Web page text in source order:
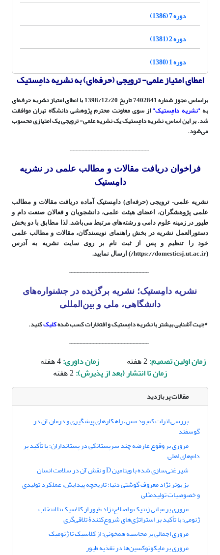
دوره 7 (1386)
دوره 2 (1381)
دوره 1 (1380)
اعطای امتیاز علمی- ترویجی (حرفه‌ای) به نشریه دامِستیک
براساس مجوز شماره 7402841 تاریخ 1398/12/20 با اعطای امتیاز نشریه حرفه‌ای
به"نشریه دامِستیک" از سوی معاونت محترم پژوهشی دانشگاه تهران موافقت
شد. بر این اساس، نشریه دامِستیک یک نشریه علمی- ترویجی یک امتیازی محسوب
می‌شود.
------------------------------------------------------
فراخوان دریافت مقالات و مطالب علمی در نشریه
دامِستیک
نشریه علمی- ترویجی (حرفه‌ای) دامِستیک آماده دریافت مقالات و مطالب
علمی پژوهشگران، اعضای هیئت علمی، دانشجویان و فعالان صنعت دام و
طیور در زمینه علوم دامی و رشته‌های مرتبط می‌باشد. لذا مطابق با دو بخش
دستورالعمل نشریه در بخش راهنمای نویسندگان، مقالات و مطالب علمی
خود را تنظیم و پس از ثبت نام بر روی سایت نشریه به آدرس
(
https://domesticsj.ut.ac.ir/ ) ارسال نمایید.
------------------------------------------------------
نشریه دامِستیک؛ نشریه برگزیده در جشنواره‌های
دانشگاهی، ملی و بین‌المللی
*جهت آشنایی بیشتر با نشریه دامِستیک و افتخارات کسب شدهکلیککنید.
------------------------------------------------------
زمان اولین تصمیم: 2 هفته زمان داوری: 4 هفته
زمان تا انتشار (بعد از پذیرش): 2 هفته
مقالات پر بازدید
بررسی اثرات کمبود مس، راهکارهای پیشگیری و درمان آن در
گوسفند
مروری بر وقوع عارضه چند سرپستانکی در پستانداران؛ با تأکید بر
دام‌های اهلی
شیر غنی‌سازی شده با ویتامین D و نقش آن در سلامت انسان
بز بوئر نژاد معروف گوشتی دنیا: تاریخچه پیدایش، عملکرد تولیدی
و خصوصیات تولیدمثلی
مروری بر مبانی ژنتیک و اصلاح‌نژاد طیور از کلاسیک تا انتخاب
ژنومی؛ با تأکید بر استراتژی‌های شروع‌کنندۀ تلاقی‌گری
مروری اجمالی بر محاسبه همخونی: از کلاسیک تا ژنومیک
مروری بر مایکوتوکسین‌ها در تغذیه طیور